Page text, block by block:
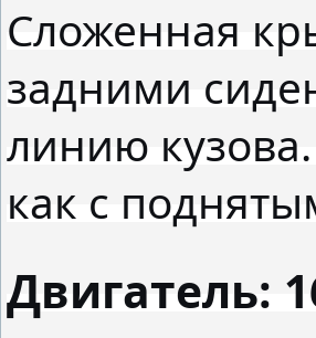
Сложенная
задними
линию
как с
Двигатель: